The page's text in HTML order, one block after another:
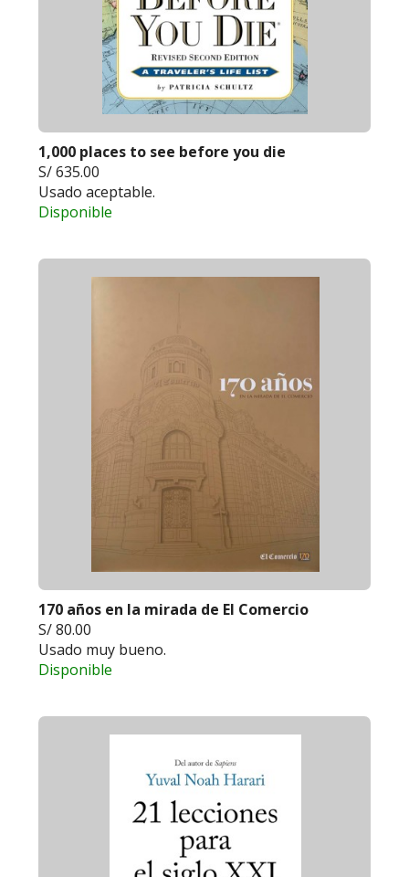
1,000 places to see before you die
S/ 635.00
Usado aceptable.
Disponible
170 años en la mirada de El Comercio
S/ 80.00
Usado muy bueno.
Disponible